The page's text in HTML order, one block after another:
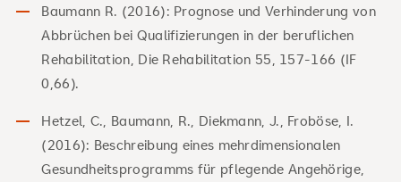
Baumann R. (2016): Prognose und Verhinderung von
Abbrüchen bei Qualifizierungen in der beruflichen
Rehabilitation, Die Rehabilitation 55, 157-166 (IF
0,66).
Hetzel, C., Baumann, R., Diekmann, J., Froböse, I.
(2016): Beschreibung eines mehrdimensionalen
Gesundheitsprogramms für pflegende Angehörige,